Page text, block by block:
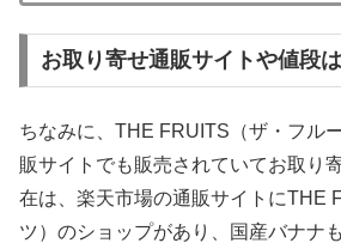
お取り寄せ通販サイトや値段
ちなみに、THE FRUITS（ザ・フル
販サイトでも販売されていてお取り
在は、楽天市場の通販サイトにTHE
ツ）のショップがあり、国産バナナ